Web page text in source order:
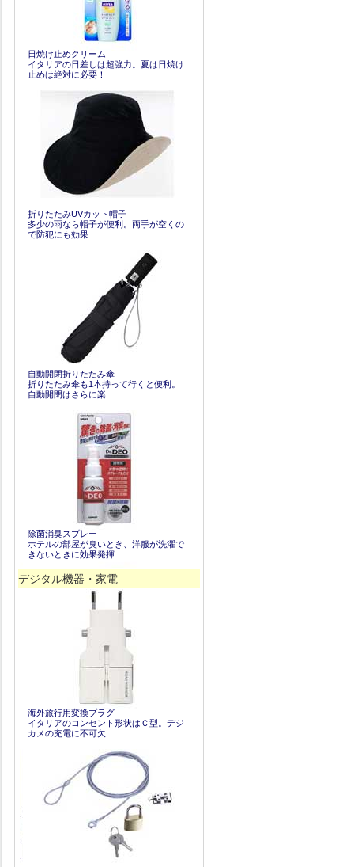
日焼け止めクリーム
イタリアの日差しは超強力。夏は日焼け
止めは絶対に必要！
折りたたみUVカット帽子
多少の雨なら帽子が便利。両手が空くの
で防犯にも効果
自動開閉折りたたみ傘
折りたたみ傘も1本持って行くと便利。
自動開閉はさらに楽
除菌消臭スプレー
ホテルの部屋が臭いとき、洋服が洗濯で
きないときに効果発揮
デジタル機器・家電
海外旅行用変換プラグ
イタリアのコンセント形状はＣ型。デジ
カメの充電に不可欠